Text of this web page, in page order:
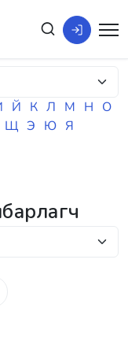
Й К Л М Н О
Щ Э Ю Я